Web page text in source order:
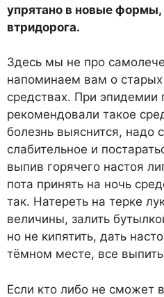
упрятано в новые
втридорога.
Здесь мы не про
напоминаем вам о
средствах. При эпидемии
рекомендовали такое
болезнь выяснится, надо
слабительное и
выпив горячего настоя
пота принять на ночь
так. Натереть на терке
величины, залить
но не кипятить, дать
тёмном месте, все
Если кто либо не сможет